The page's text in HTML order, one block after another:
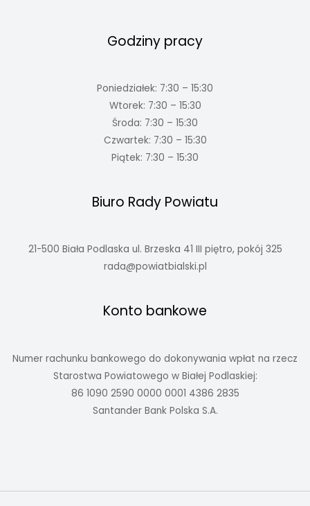
Godziny pracy
Poniedziałek: 7:30 – 15:30
Wtorek: 7:30 – 15:30
Środa: 7:30 – 15:30
Czwartek: 7:30 – 15:30
Piątek: 7:30 – 15:30
Biuro Rady Powiatu
21-500 Biała Podlaska ul. Brzeska 41 III piętro, pokój 325
rada@powiatbialski.pl
Konto bankowe
Numer rachunku bankowego do dokonywania wpłat na rzecz
Starostwa Powiatowego w Białej Podlaskiej:
86 1090 2590 0000 0001 4386 2835
Santander Bank Polska S.A.